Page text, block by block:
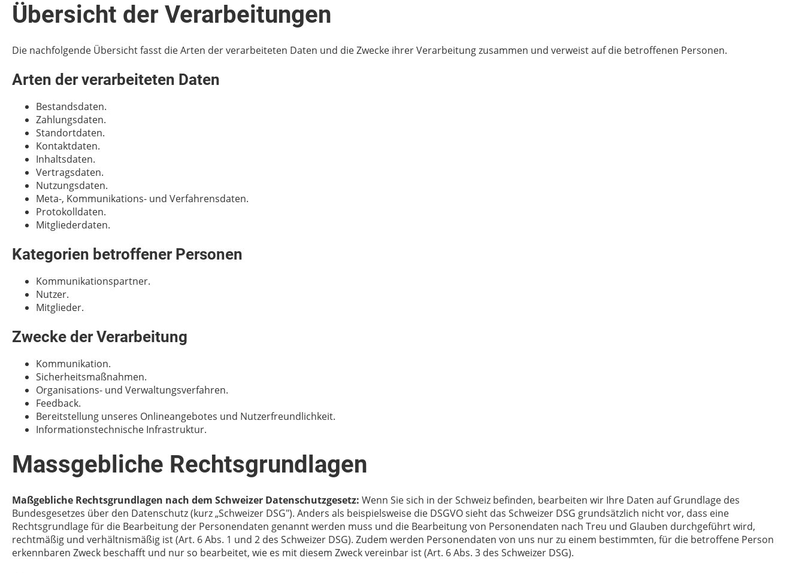
Übersicht der Verarbeitungen
Die nachfolgende Übersicht fasst die Arten der verarbeiteten Daten und die Zwecke ihrer Verarbeitung zusammen und verweist auf die betroffenen Personen.
Arten der verarbeiteten Daten
Bestandsdaten.
Zahlungsdaten.
Standortdaten.
Kontaktdaten.
Inhaltsdaten.
Vertragsdaten.
Nutzungsdaten.
Meta-, Kommunikations- und Verfahrensdaten.
Protokolldaten.
Mitgliederdaten.
Kategorien betroffener Personen
Kommunikationspartner.
Nutzer.
Mitglieder.
Zwecke der Verarbeitung
Kommunikation.
Sicherheitsmaßnahmen.
Organisations- und Verwaltungsverfahren.
Feedback.
Bereitstellung unseres Onlineangebotes und Nutzerfreundlichkeit.
Informationstechnische Infrastruktur.
Massgebliche Rechtsgrundlagen
Maßgebliche Rechtsgrundlagen nach dem Schweizer Datenschutzgesetz: Wenn Sie sich in der Schweiz befinden, bearbeiten wir Ihre Daten auf Grundlage des
Bundesgesetzes über den Datenschutz (kurz „Schweizer DSG"). Anders als beispielsweise die DSGVO sieht das Schweizer DSG grundsätzlich nicht vor, dass eine
Rechtsgrundlage für die Bearbeitung der Personendaten genannt werden muss und die Bearbeitung von Personendaten nach Treu und Glauben durchgeführt wird,
rechtmäßig und verhältnismäßig ist (Art. 6 Abs. 1 und 2 des Schweizer DSG). Zudem werden Personendaten von uns nur zu einem bestimmten, für die betroffene Person
erkennbaren Zweck beschafft und nur so bearbeitet, wie es mit diesem Zweck vereinbar ist (Art. 6 Abs. 3 des Schweizer DSG).